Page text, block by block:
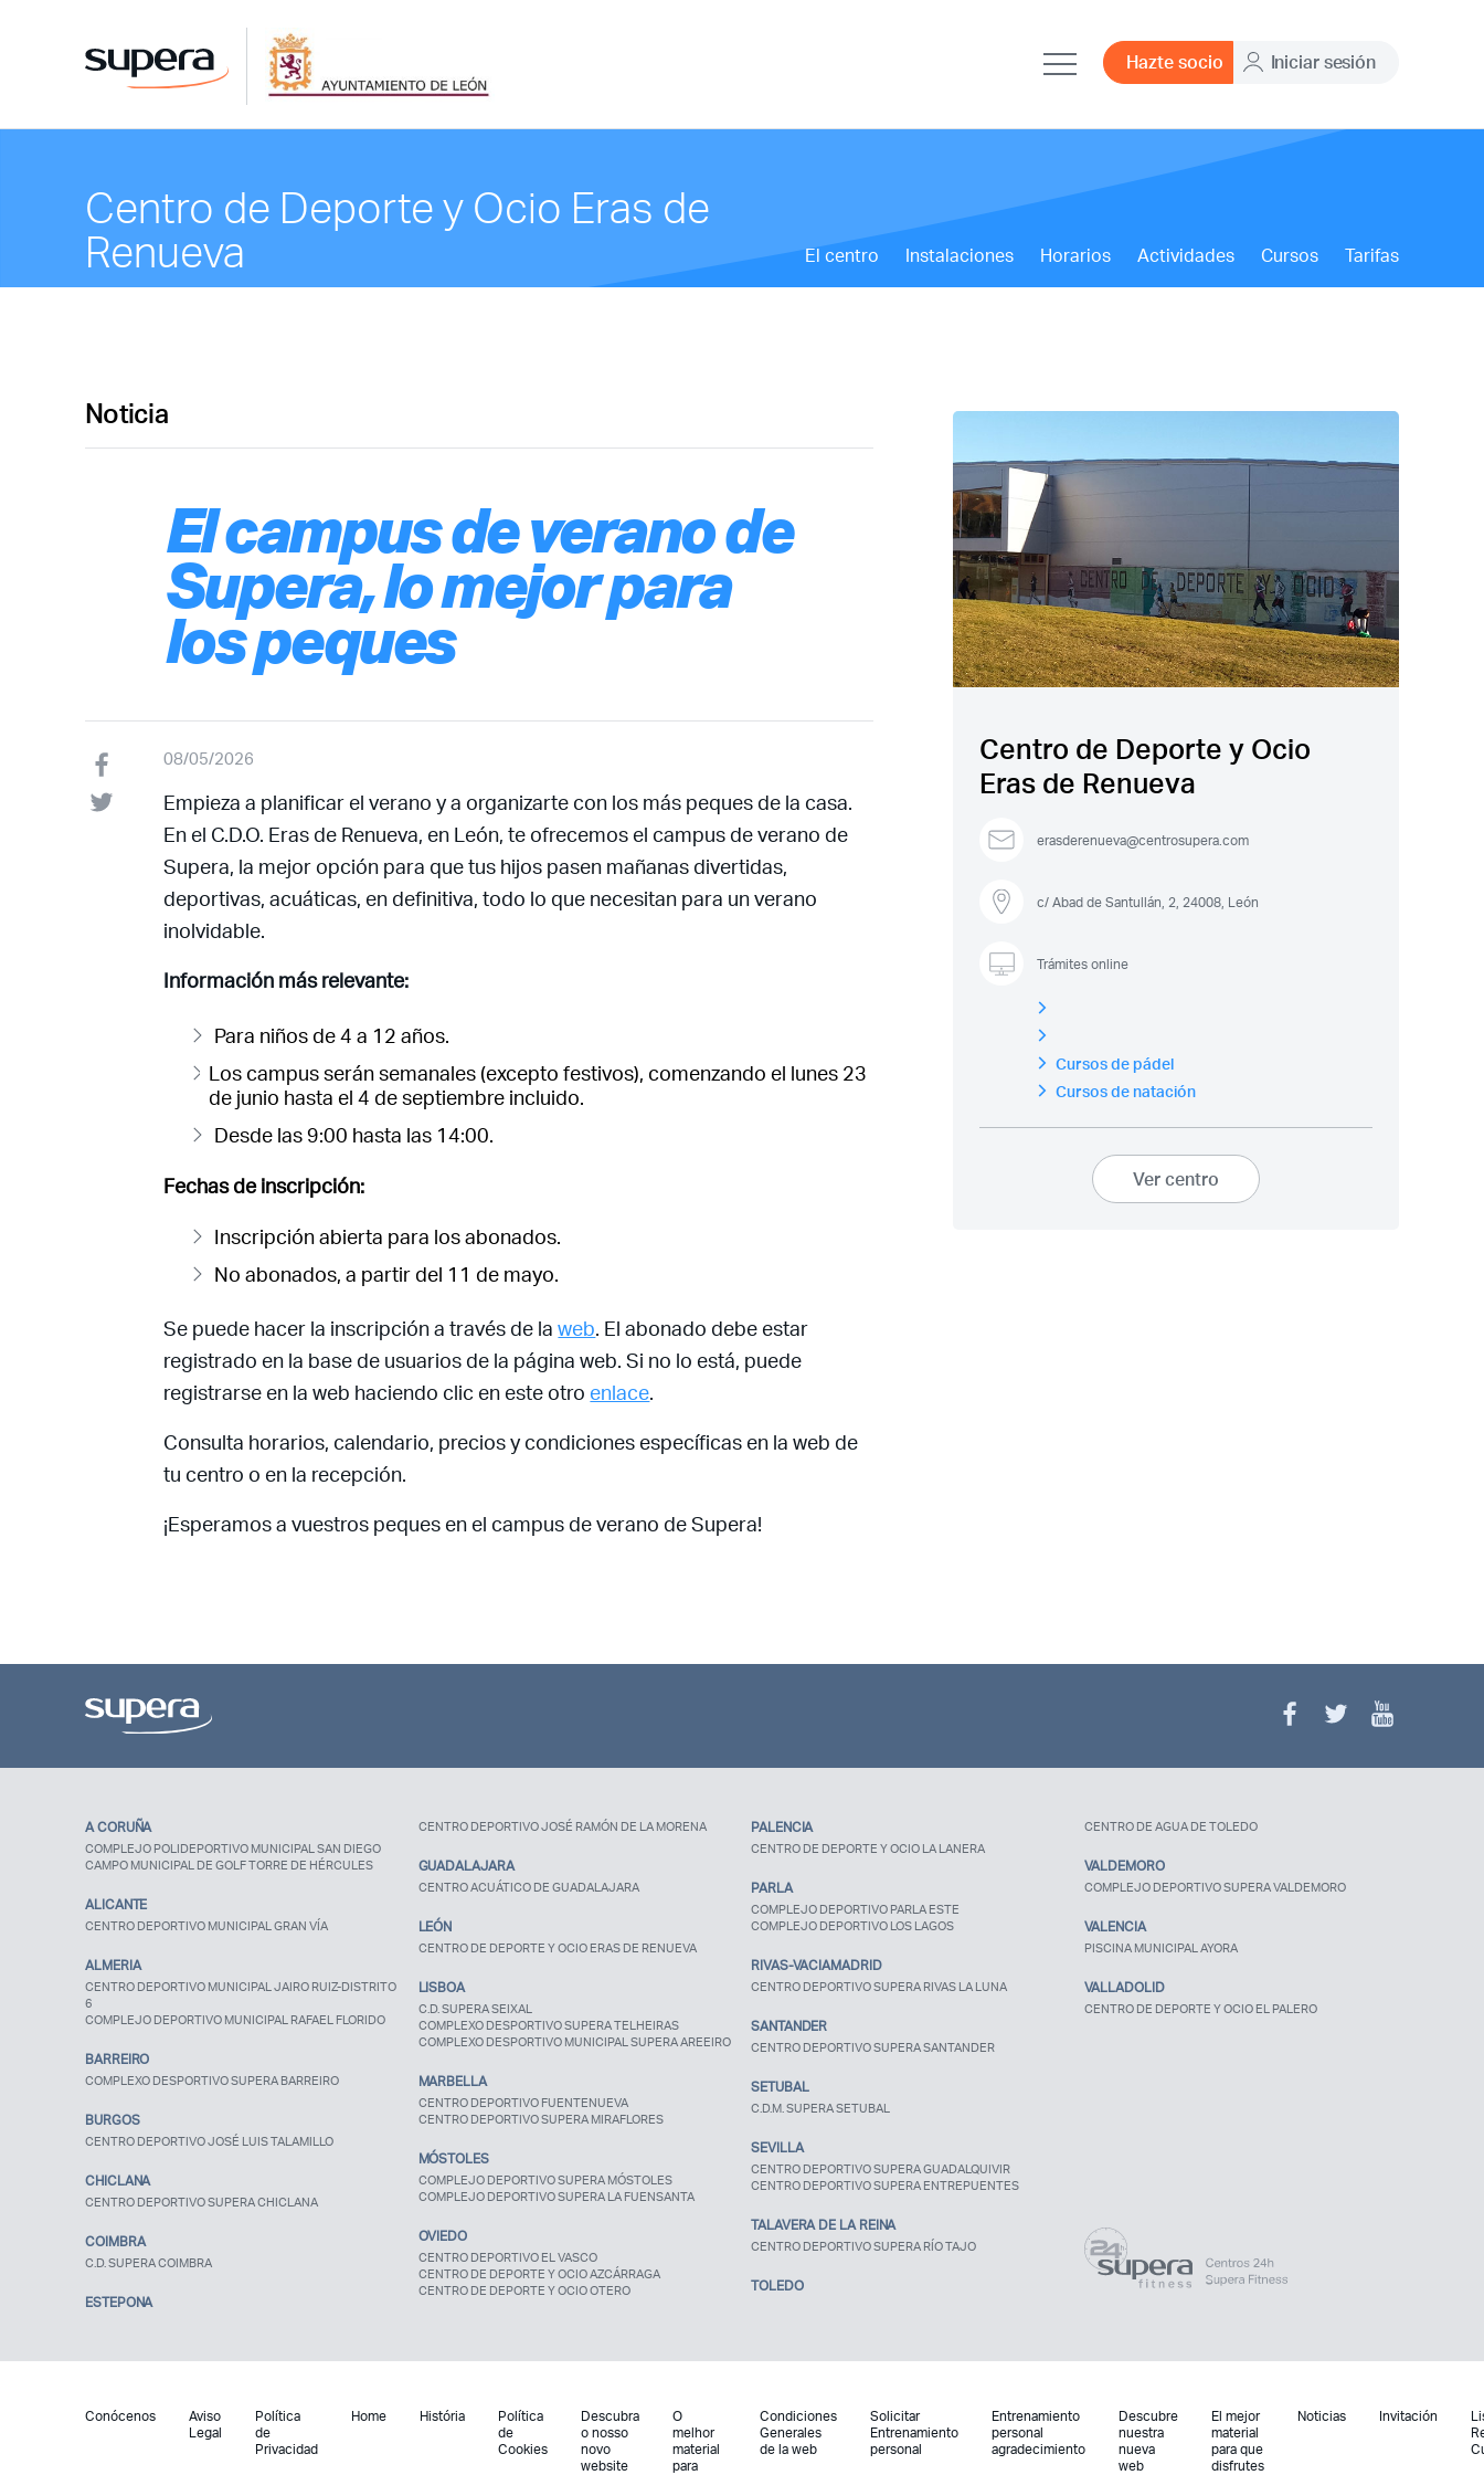
Recuerda mis claves
Hazte socio Iniciar sesión
Centro de Deporte y Ocio Eras de
Renueva
El centro Instalaciones Horarios Actividades Cursos Tarifas
Noticia
El campus de verano de
Supera, lo mejor para
los peques
08/05/2026
Empieza a planificar el verano y a organizarte con los más peques de la casa.
En el C.D.O. Eras de Renueva, en León, te ofrecemos el campus de verano de
Supera, la mejor opción para que tus hijos pasen mañanas divertidas,
deportivas, acuáticas, en definitiva, todo lo que necesitan para un verano
inolvidable.
Información más relevante:
Para niños de 4 a 12 años.
Los campus serán semanales (excepto festivos), comenzando el lunes 23
de junio hasta el 4 de septiembre incluido.
Desde las 9:00 hasta las 14:00.
Fechas de inscripción:
Inscripción abierta para los abonados.
No abonados, a partir del 11 de mayo.
Se puede hacer la inscripción a través de laweb. El abonado debe estar
registrado en la base de usuarios de la página web. Si no lo está, puede
registrarse en la web haciendo clic en este otro enlace.
Consulta horarios, calendario, precios y condiciones específicas en la web de
tu centro o en la recepción.
¡Esperamos a vuestros peques en el campus de verano de Supera!
Centro de Deporte y Ocio
Eras de Renueva
erasderenueva@centrosupera.com
c/ Abad de Santullán, 2, 24008, León
Trámites online
Cursos de pádel
Cursos de natación
Ver centro
A CORUÑA
COMPLEJO POLIDEPORTIVO MUNICIPAL SAN DIEGO
CAMPO MUNICIPAL DE GOLF TORRE DE HÉRCULES
ALICANTE
CENTRO DEPORTIVO MUNICIPAL GRAN VÍA
ALMERIA
CENTRO DEPORTIVO MUNICIPAL JAIRO RUIZ-DISTRITO
6
COMPLEJO DEPORTIVO MUNICIPAL RAFAEL FLORIDO
BARREIRO
COMPLEXO DESPORTIVO SUPERA BARREIRO
BURGOS
CENTRO DEPORTIVO JOSÉ LUIS TALAMILLO
CHICLANA
CENTRO DEPORTIVO SUPERA CHICLANA
COIMBRA
C.D. SUPERA COIMBRA
ESTEPONA
CENTRO DEPORTIVO JOSÉ RAMÓN DE LA MORENA
GUADALAJARA
CENTRO ACUÁTICO DE GUADALAJARA
LEÓN
CENTRO DE DEPORTE Y OCIO ERAS DE RENUEVA
LISBOA
C.D. SUPERA SEIXAL
COMPLEXO DESPORTIVO SUPERA TELHEIRAS
COMPLEXO DESPORTIVO MUNICIPAL SUPERA AREEIRO
MARBELLA
CENTRO DEPORTIVO FUENTENUEVA
CENTRO DEPORTIVO SUPERA MIRAFLORES
MÓSTOLES
COMPLEJO DEPORTIVO SUPERA MÓSTOLES
COMPLEJO DEPORTIVO SUPERA LA FUENSANTA
OVIEDO
CENTRO DEPORTIVO EL VASCO
CENTRO DE DEPORTE Y OCIO AZCÁRRAGA
CENTRO DE DEPORTE Y OCIO OTERO
PALENCIA
CENTRO DE DEPORTE Y OCIO LA LANERA
PARLA
COMPLEJO DEPORTIVO PARLA ESTE
COMPLEJO DEPORTIVO LOS LAGOS
RIVAS-VACIAMADRID
CENTRO DEPORTIVO SUPERA RIVAS LA LUNA
SANTANDER
CENTRO DEPORTIVO SUPERA SANTANDER
SETUBAL
C.D.M. SUPERA SETUBAL
SEVILLA
CENTRO DEPORTIVO SUPERA GUADALQUIVIR
CENTRO DEPORTIVO SUPERA ENTREPUENTES
TALAVERA DE LA REINA
CENTRO DEPORTIVO SUPERA RÍO TAJO
TOLEDO
CENTRO DE AGUA DE TOLEDO
VALDEMORO
COMPLEJO DEPORTIVO SUPERA VALDEMORO
VALENCIA
PISCINA MUNICIPAL AYORA
VALLADOLID
CENTRO DE DEPORTE Y OCIO EL PALERO
Conócenos
Aviso
Legal
Política
de
Privacidad
Home História
Política
de
Cookies
Descubra
o nosso
novo
website
O
melhor
material
para
Condiciones
Generales
de la web
Solicitar
Entrenamiento
personal
Entrenamiento
personal
agradecimiento
Descubre
nuestra
nueva
web
El mejor
material
para que
disfrutes
Noticias Invitación